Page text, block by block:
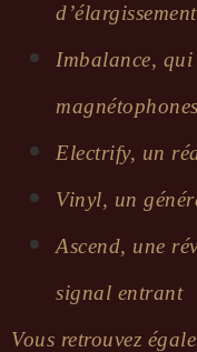
Imba­lance, qui
Elec­trify, un
Vinyl, un
Ascend, une
signal entrant
Vous retrou­vez